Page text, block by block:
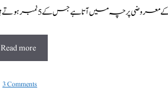
Read more
3 Comments